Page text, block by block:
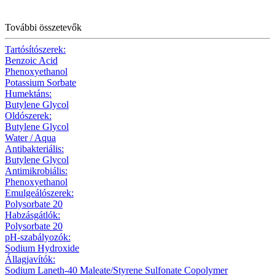
További összetevők
Tartósítószerek:
Benzoic Acid
Phenoxyethanol
Potassium Sorbate
Humektáns:
Butylene Glycol
Oldószerek:
Butylene Glycol
Water / Aqua
Antibakteriális:
Butylene Glycol
Antimikrobiális:
Phenoxyethanol
Emulgeálószerek:
Polysorbate 20
Habzásgátlók:
Polysorbate 20
pH-szabályozók:
Sodium Hydroxide
Állagjavítók:
Sodium Laneth-40 Maleate/Styrene Sulfonate Copolymer